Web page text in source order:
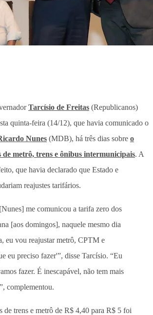
Tarcísio de Freitas (Republicanos)
quinta-feira (14/12), que havia comunicado o
Nunes (MDB), há três dias sobre o
de metrô, trens e ônibus intermunicipais. A
que havia declarado que Estado e
reajustes tarifários.
me comunicou a tarifa zero dos
[aos domingos], naquele mesmo dia
eu vou reajustar metrô, CPTM e
eu preciso fazer'”, disse Tarcísio. “Eu
fazer. É inescapável, não tem mais
complementou.
de trens e metrô de R$ 4,40 para R$ 5 foi